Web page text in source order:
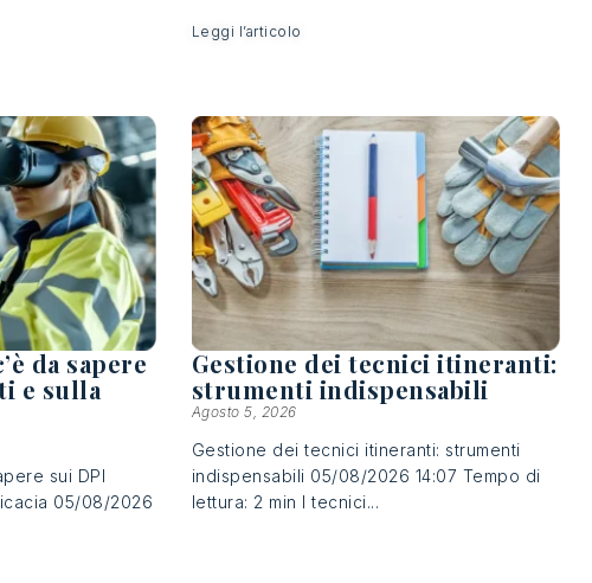
Leggi l’articolo
da sapere
e sulla
sui DPI
05/08/2026
Gestione dei tecnici itineranti:
strumenti indispensabili
Agosto 5, 2026
Gestione dei tecnici itineranti: strumenti
indispensabili 05/08/2026 14:07 Tempo di
lettura: 2 min I tecnici...